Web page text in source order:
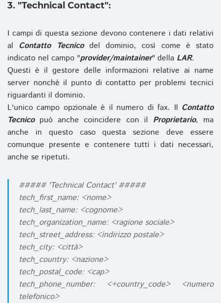
3. "Technical Contact":
I campi di questa sezione devono contenere i dati relativi
al Contatto Tecnicodel dominio, così come è stato
indicato nel campo "provider/maintainer" della LAR.
Questi è il gestore delle informazioni relative ai name
server nonchè il punto di contatto per problemi tecnici
riguardanti il dominio.
L'unico campo opzionale è il numero di fax. Il Contatto
Tecnicopuò anche coincidere con il Proprietario, ma
anche in questo caso questa sezione deve essere
comunque presente e contenere tutti i dati necessari,
anche se ripetuti.
##### 'Technical Contact' #####
tech_first_name: <nome>
tech_last_name: <cognome>
tech_organization_name: <ragione sociale>
tech_street_address: <indirizzo postale>
tech_city: <città>
tech_country: <nazione>
tech_postal_code: <cap>
tech_phone_number: <+country_code> <numero
telefonico>